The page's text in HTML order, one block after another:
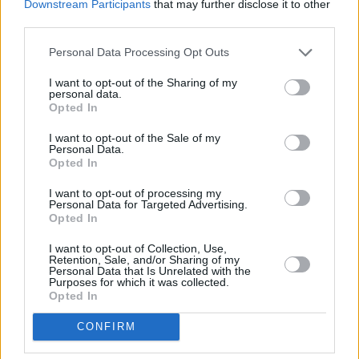
Downstream Participants that may further disclose it to other
Personal Data Processing Opt Outs
I want to opt-out of the Sharing of my
personal data.
Opted In
I want to opt-out of the Sale of my
Personal Data.
Opted In
I want to opt-out of processing my
Personal Data for Targeted Advertising.
Opted In
I want to opt-out of Collection, Use,
Retention, Sale, and/or Sharing of my
Personal Data that Is Unrelated with the
Purposes for which it was collected.
Opted In
CONFIRM
Romana Kramka, Jarosława M., Grzegorza K., Michała M,
Stanisława K., Wincentego Pawłowicza, Antoniego W.,
Romana J., Andrzeja D., trzech księży z diecezji płockiej,
Jarosława P. i Mariusza K. I to właśnie najbardziej znani
polscy duchowni mieli ukrywać lub przenosić pedofilów
Pisaliśmy także w naTemat o niezwykłym momencie
papieżowi. Światowe media obiegło zdjęcie
wzruszającej sceny, gdy
Marka Lisińskiego, który jest ofiarą pedofilii w
Polsce.